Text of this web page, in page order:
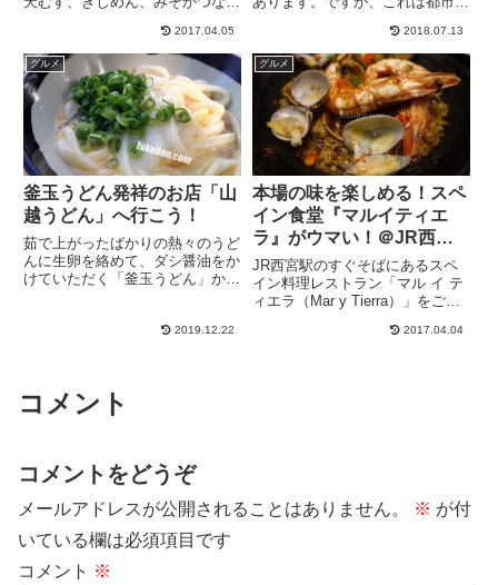
楽しめるお得な居酒屋さん【世界
の山ちゃん】へ行きました。世界
の山ちゃん伏見錦通り店は、3階
席まであり、1階はカウンターの
み...
2017.04.05
こ焼き器のない関西人の家はゼロ
説は成り立つと思われます。なん
なら僕は1人暮らししているとき
にもたこ焼き器を持ってまし
た。...
2018.07.13
グルメ
釜玉うどん発祥のお店「山
越うどん」へ行こう！
茹で上がったばかりの熱々のうど
んに生卵を絡めて、ダシ醤油をか
けていただく「釜玉うどん」かけ
岐うどんの中でも、特に人気のあ
2019.12.22
グルメ
本場の味を楽しめる！スペ
イン食堂『マルイティエ
ラ』がウマい！＠JR西宮
駅
JR西宮駅のすぐそばにあるスペ
イン料理レストラン「マル イ テ
ィエラ（Mar y Tierra）」をご紹
好立地にもかかわらずスペインの
2017.04.04
コメント
コメントをどうぞ
メールアドレスが公開されることはありません。 ※ が付
いている欄は必須項目です
コメント ※